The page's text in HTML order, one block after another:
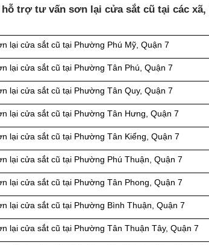
hỗ trợ tư vấn sơn lại cửa sắt cũ tại các
lại cửa sắt cũ tại Phường Phú Mỹ, Quận 7
lại cửa sắt cũ tại Phường Tân Phú, Quận 7
lại cửa sắt cũ tại Phường Tân Quy, Quận 7
lại cửa sắt cũ tại Phường Tân Hưng, Quận 7
lại cửa sắt cũ tại Phường Tân Kiểng, Quận 7
lại cửa sắt cũ tại Phường Phú Thuận, Quận 7
lại cửa sắt cũ tại Phường Tân Phong, Quận 7
lại cửa sắt cũ tại Phường Bình Thuận, Quận 7
lại cửa sắt cũ tại Phường Tân Thuận Tây, Quận 7